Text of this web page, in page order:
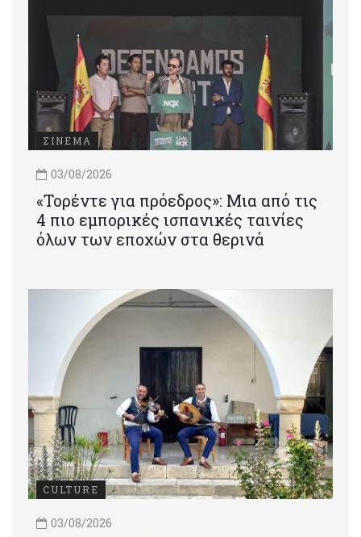
ΣΙΝΕΜΑ
03/08/2026
«Τορέντε για πρόεδρος»: Mια από τις
4 πιο εμπορικές ισπανικές ταινίες
όλων των εποχών στα θερινά
CULTURE
03/08/2026